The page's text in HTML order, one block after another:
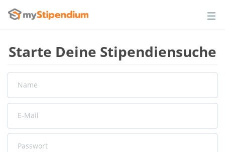
Starte Deine Stipendiensuche
Name
E-Mail
Passwort